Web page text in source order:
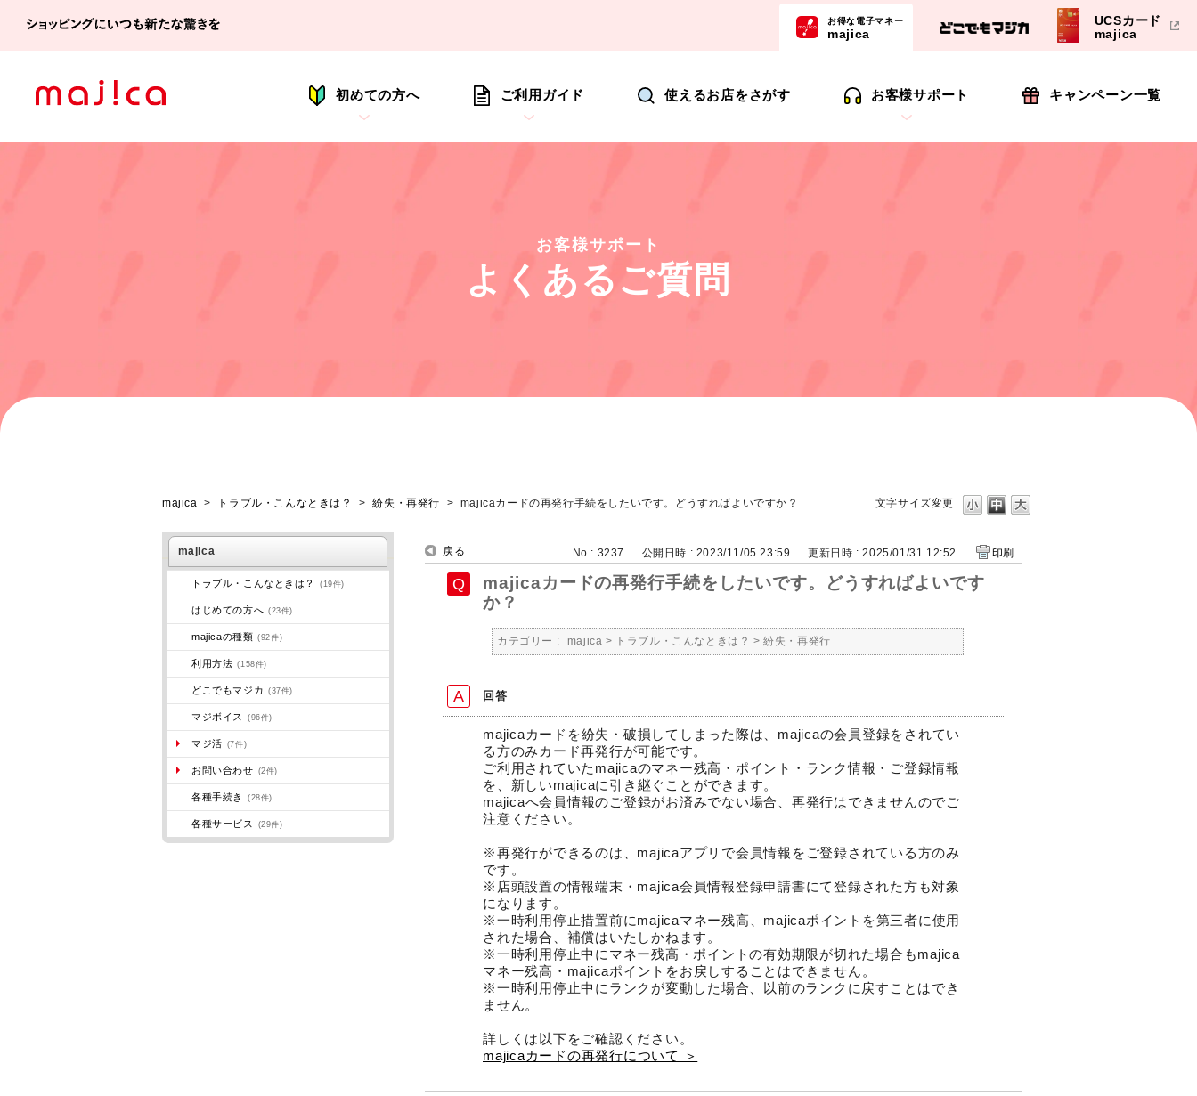
お得な電子マネー
majica
UCSカード
majica
初めての方へ ご利用ガイド 使えるお店をさがす お客様サポート キャンペーン一覧
お客様サポート
よくあるご質問
文字サイズ変更
majica > トラブル・こんなときは？ > 紛失・再発行 > majicaカードの再発行手続をしたいです。どうすればよいですか？
majica
トラブル・こんなときは？ (19件)
はじめての方へ (23件)
majicaの種類 (92件)
利用方法 (158件)
どこでもマジカ (37件)
マジボイス (96件)
マジ活 (7件)
お問い合わせ (2件)
各種手続き (28件)
各種サービス (29件)
戻る No : 3237 公開日時 : 2023/11/05 23:59 更新日時 : 2025/01/31 12:52 印刷
majicaカードの再発行手続をしたいです。どうすればよいです
か？
カテゴリー : majica > トラブル・こんなときは？ >紛失・再発行
回答
majicaカードを紛失・破損してしまった際は、majicaの会員登録をされてい
る方のみカード再発行が可能です。
ご利用されていたmajicaのマネー残高・ポイント・ランク情報・ご登録情報
を、新しいmajicaに引き継ぐことができます。
majicaへ会員情報のご登録がお済みでない場合、再発行はできませんのでご
注意ください。
※再発行ができるのは、majicaアプリで会員情報をご登録されている方のみ
です。
※店頭設置の情報端末・majica会員情報登録申請書にて登録された方も対象
になります。
※一時利用停止措置前にmajicaマネー残高、majicaポイントを第三者に使用
された場合、補償はいたしかねます。
※一時利用停止中にマネー残高・ポイントの有効期限が切れた場合もmajica
マネー残高・majicaポイントをお戻しすることはできません。
※一時利用停止中にランクが変動した場合、以前のランクに戻すことはでき
ません。
詳しくは以下をご確認ください。
majicaカードの再発行について ＞